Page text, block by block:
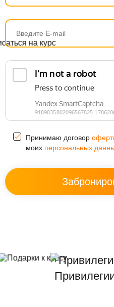
Принимаю договор
моих персональных